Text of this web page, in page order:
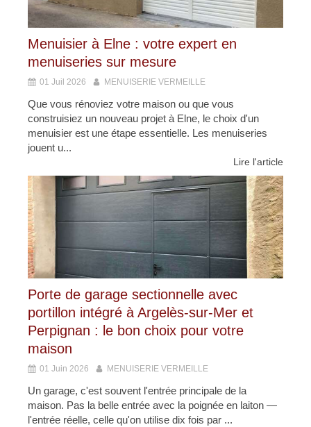
Menuisier à Elne : votre expert en
menuiseries sur mesure
01 Juil 2026 MENUISERIE VERMEILLE
Que vous rénoviez votre maison ou que vous
construisiez un nouveau projet à Elne, le choix d'un
menuisier est une étape essentielle. Les menuiseries
jouent u...
Lire l'article
Porte de garage sectionnelle avec
portillon intégré à Argelès-sur-Mer et
Perpignan : le bon choix pour votre
maison
01 Juin 2026 MENUISERIE VERMEILLE
Un garage, c'est souvent l'entrée principale de la
maison. Pas la belle entrée avec la poignée en laiton —
l'entrée réelle, celle qu'on utilise dix fois par ...